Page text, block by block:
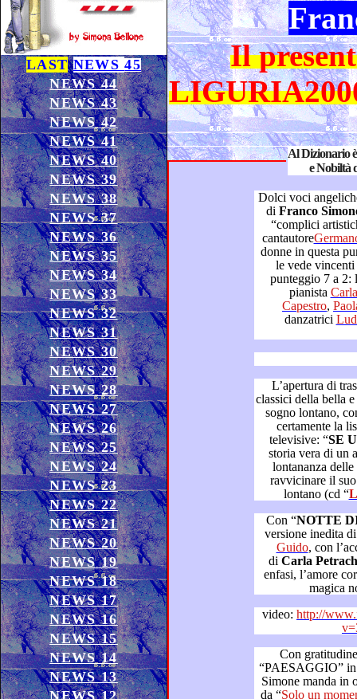
LAST NEWS45
NEWS 44
NEWS 43
NEWS 42
NEWS 41
NEWS 40
NEWS 39
NEWS 38
NEWS 37
NEWS 36
NEWS 35
NEWS 34
NEWS 33
NEWS 32
NEWS 31
NEWS 30
NEWS 29
NEWS 28
NEWS 27
NEWS 26
NEWS 25
NEWS 24
NEWS 23
NEWS 22
NEWS 21
NEWS 20
NEWS 19
NEWS 18
NEWS 17
NEWS 16
NEWS 15
NEWS 14
NEWS 13
NEWS 12
Il
Al Dizionario
e Nobiltà
Dolci voci
di
Franco
“complici artistiche” e colte note d’autore con il
cantautore
donne in questa puntata, per una
le vede
punteggio 7 a 2:
pianista
Capestro,
danzatrici
L’apertura di trasmissione
classici della bella e vecchia “Mamma Rai”, ormai un
sogno lontano, con un
certamente la lista d’onore delle
televisive: “SE
storia vera di un amico separato che soffre per la
lontananza delle figlia,
ravvicinare il suo affetto, se pur in un futuro
lontano (cd “
Con “NOTTE
versione inedita
Guido, con l’accompagnamento al pianoforte
di
Carla
enfasi, l’amore coronato dai desideri
video: http://
Con gratitudine per la
Simone manda in onda
da “
Solo un